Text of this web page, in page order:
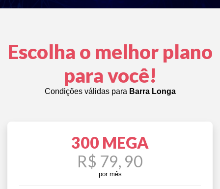
Escolha o melhor plano
para você!
Condições válidas para Barra Longa
300 MEGA
R$ 79, 90
por mês